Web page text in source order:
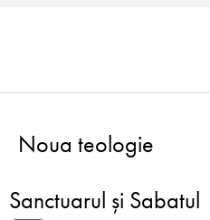
Noua teologie
Sanctuarul și Sabatul